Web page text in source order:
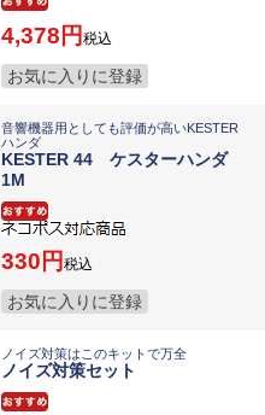
4,378 税込
お気に入りに登録
音響機器用としても評価が高いKESTER
ハンダ
KESTER 44 ケスターハンダ
1M
330 税込
お気に入りに登録
ノイズ対策はこのキットで万全
ノイズ対策セット